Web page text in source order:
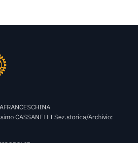
CASSANELLI Sez.storica/Archivio: